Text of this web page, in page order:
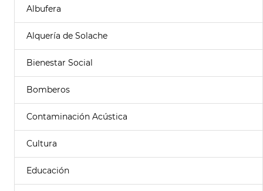
Albufera
Alquería de Solache
Bienestar Social
Bomberos
Contaminación Acústica
Cultura
Educación